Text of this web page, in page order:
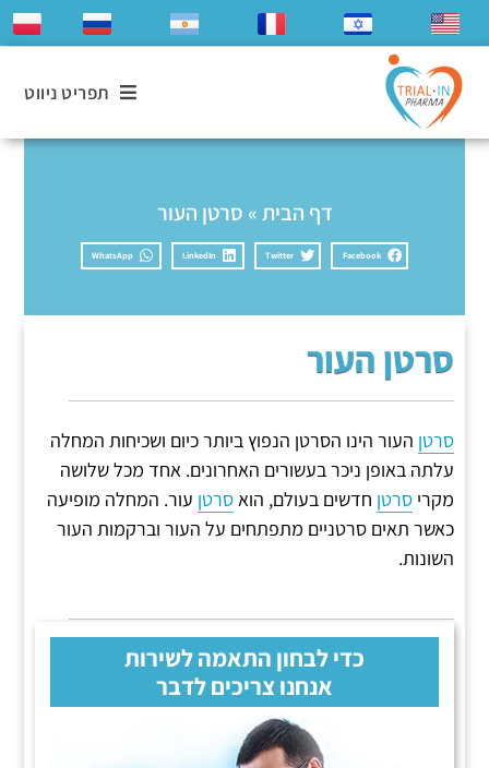
תפריט ניווט
דף הבית» סרטן העור
Facebook
Twitter
LinkedIn
WhatsApp
סרטן העור
סרטן העור הינו הסרטן הנפוץ ביותר כיום ושכיחות המחלה
עלתה באופן ניכר בעשורים האחרונים. אחד מכל שלושה
מקריסרטן חדשים בעולם, הואסרטן עור. המחלה מופיעה
כאשר תאים סרטניים מתפתחים על העור וברקמות העור
השונות.
כדי לבחון התאמה לשירות
אנחנו צריכים לדבר